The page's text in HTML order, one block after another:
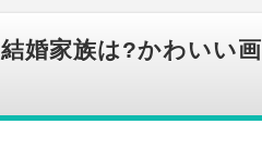
婚家族は?かわいい画